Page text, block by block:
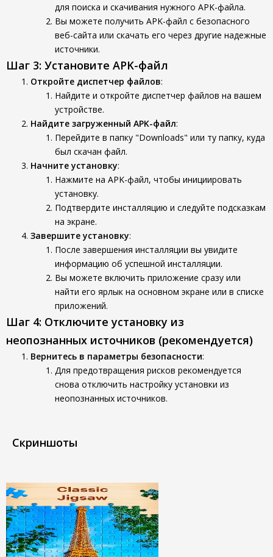
для поиска и скачивания нужного APK-файла.
Вы можете получить APK-файл с безопасного
веб-сайта или скачать его через другие надежные
источники.
Шаг 3: Установите APK-файл
Откройте диспетчер файлов:
Найдите и откройте диспетчер файлов на вашем
устройстве.
Найдите загруженный APK-файл:
Перейдите в папку "Downloads" или ту папку, куда
был скачан файл.
Начните установку:
Нажмите на APK-файл, чтобы инициировать
установку.
Подтвердите инсталляцию и следуйте подсказкам
на экране.
Завершите установку:
После завершения инсталляции вы увидите
информацию об успешной инсталляции.
Вы можете включить приложение сразу или
найти его ярлык на основном экране или в списке
приложений.
Шаг 4: Отключите установку из
неопознанных источников (рекомендуется)
Вернитесь в параметры безопасности:
Для предотвращения рисков рекомендуется
снова отключить настройку установки из
неопознанных источников.
Скриншоты